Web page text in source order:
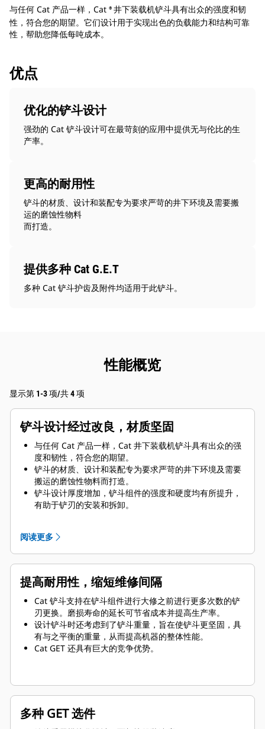
与任何 Cat 产品一样，Cat ® 井下装载机铲斗具有出众的强度和韧
性，符合您的期望。它们设计用于实现出色的负载能力和结构可靠
性，帮助您降低每吨成本。
优点
优化的铲斗设计
强劲的 Cat 铲斗设计可在最苛刻的应用中提供无与伦比的生
产率。
更高的耐用性
铲斗的材质、设计和装配专为要求严苛的井下环境及需要搬
运的磨蚀性物料
而打造。
提供多种 Cat G.E.T
多种 Cat 铲斗护齿及附件均适用于此铲斗。
性能概览
显示第 1-3 项/共 4 项
铲斗设计经过改良，材质坚固
与任何 Cat 产品一样，Cat 井下装载机铲斗具有出众的强
度和韧性，符合您的期望。
铲斗的材质、设计和装配专为要求严苛的井下环境及需要
搬运的磨蚀性物料而打造。
铲斗设计厚度增加，铲斗组件的强度和硬度均有所提升，
有助于铲刃的安装和拆卸。
阅读更多
提高耐用性，缩短维修间隔
Cat 铲斗支持在铲斗组件进行大修之前进行更多次数的铲
刃更换。磨损寿命的延长可节省成本并提高生产率。
设计铲斗时还考虑到了铲斗重量，旨在使铲斗更坚固，具
有与之平衡的重量，从而提高机器的整体性能。
Cat GET 还具有巨大的竞争优势。
多种 GET 选件